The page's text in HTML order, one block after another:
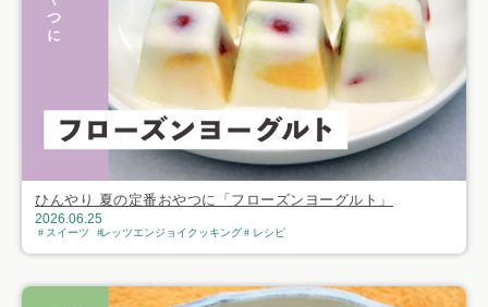
ひんやり 夏の定番おやつに「フローズンヨーグルト」
2026.06.25
スイーツ レッツエンジョイクッキング レシピ